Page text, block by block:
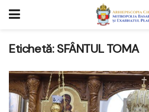
Etichetă:SFÂNTUL TOMA